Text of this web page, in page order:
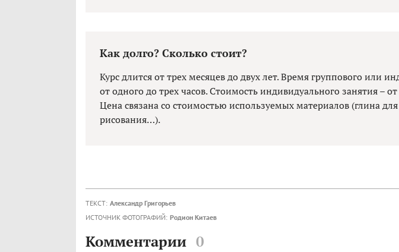
Как долго? Сколько стоит?
Курс длится от трех месяцев до двух лет. Время группового или
от одного до трех часов. Стоимость индивидуального занятия –
Цена связана со стоимостью используемых материалов (глина
рисования…).
ТЕКСТ: Александр Григорьев
ИСТОЧНИК ФОТОГРАФИЙ: Родион Китаев
Комментарии 0